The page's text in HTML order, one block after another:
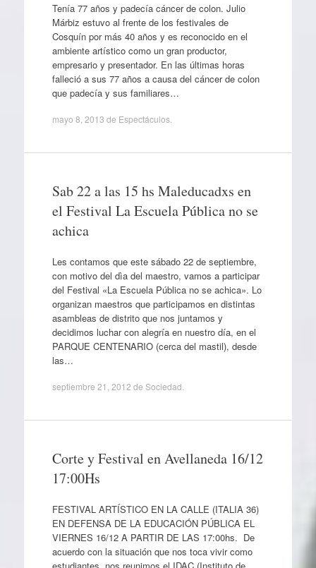
Tenía 77 años y padecía cáncer de colon. Julio
Márbiz estuvo al frente de los festivales de
Cosquín por más 40 años y es reconocido en el
ambiente artístico como un gran productor,
empresario y presentador. En las últimas horas
falleció a sus 77 años a causa del cáncer de colon
que padecía y sus familiares…
mayo 8, 2013 de Espectáculos.
Sab 22 a las 15 hs Maleducadxs en
el Festival La Escuela Pública no se
achica
Les contamos que este sábado 22 de septiembre,
con motivo del dìa del maestro, vamos a participar
del Festival «La Escuela Pública no se achica». Lo
organizan maestros que participamos en distintas
asambleas de distrito que nos juntamos y
decidimos luchar con alegría en nuestro día, en el
PARQUE CENTENARIO (cerca del mastil), desde
las…
septiembre 21, 2012 de Sociedad
Corte y Festival en Avellaneda 16/12
17:00Hs
FESTIVAL ARTÍSTICO EN LA CALLE (ITALIA 36)
EN DEFENSA DE LA EDUCACIÓN PÚBLICA EL
VIERNES 16/12 A PARTIR DE LAS 17:00hs. De
acuerdo con la situación que nos toca vivir como
estudiantes, nos reunimos el IDAC (Instituto de